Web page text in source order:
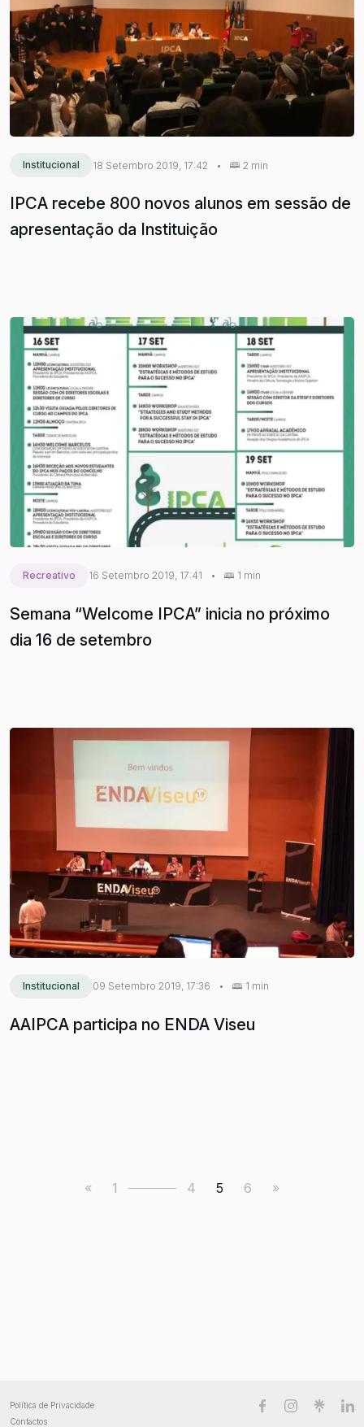
Institucional 18 Setembro 2019, 17:42 • 2 min
IPCA recebe 800 novos alunos em sessão de
apresentação da Instituição
Recreativo 16 Setembro 2019, 17:41 • 1 min
Semana “Welcome IPCA” inicia no próximo
dia 16 de setembro
Institucional 09 Setembro 2019, 17:36 • 1 min
AAIPCA participa no ENDA Viseu
« 1 4 5 6 »
Política de Privacidade
Contactos